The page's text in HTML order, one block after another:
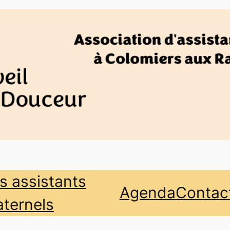
assistants
Agenda